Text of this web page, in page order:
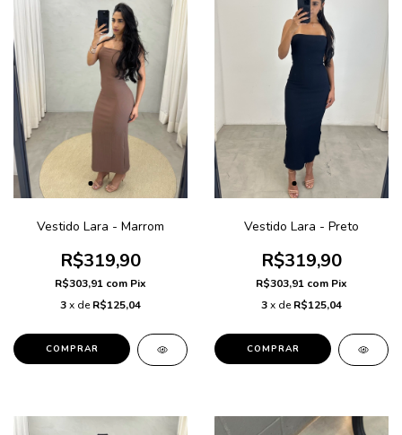
Vestido Lara - Marrom
R$319,90
R$303,91 com Pix
3x deR$125,04
COMPRAR
Vestido Lara - Preto
R$319,90
R$303,91 com Pix
3x deR$125,04
COMPRAR